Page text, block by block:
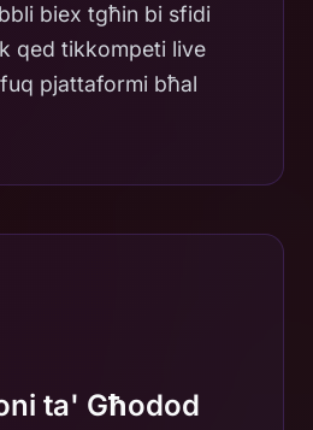
biex tgħin bi sfidi
qed tikkompeti live
pjattaformi bħal
ta' Għodod